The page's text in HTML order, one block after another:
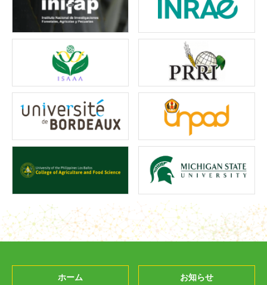
ホーム お知らせ